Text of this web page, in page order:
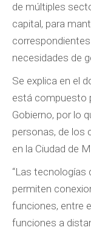
de múltiples
capital, para
necesidades de
Se explica en el
está compuesto
Gobierno, por lo
personas, de los
en la Ciudad de
“Las
permiten
funciones, entre
funciones a